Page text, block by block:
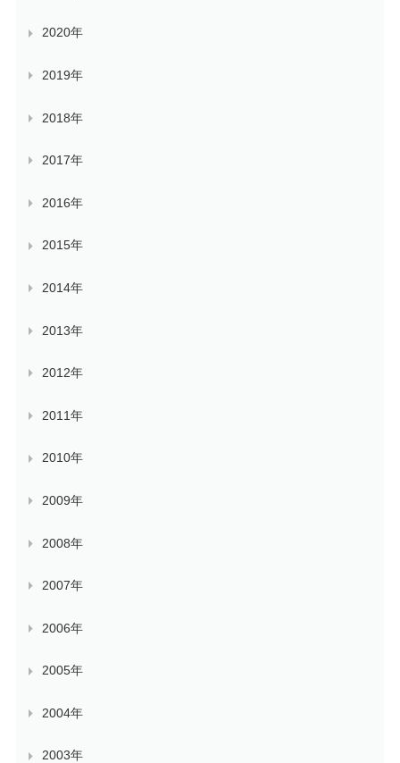
2020年
2019年
2018年
2017年
2016年
2015年
2014年
2013年
2012年
2011年
2010年
2009年
2008年
2007年
2006年
2005年
2004年
2003年